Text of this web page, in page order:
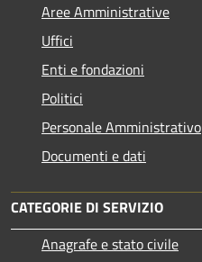
Aree Amministrative
Uffici
Enti e fondazioni
Politici
Personale Amministrativo
Documenti e dati
CATEGORIE DI SERVIZIO
Anagrafe e stato civile